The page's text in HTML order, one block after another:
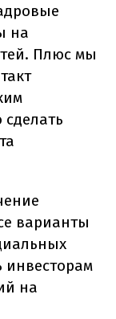
на
Плюс мы
варианты
инвесторам
на